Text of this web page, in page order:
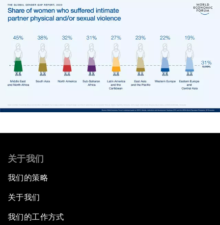
关于我们
我们的策略
关于我们
我们的工作方式